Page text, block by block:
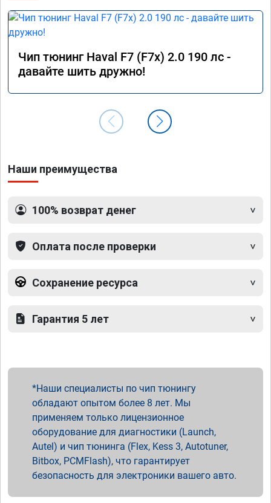
Чип тюнинг Haval F7 (F7x) 2.0 190 лс -
давайте шить дружно!
Наши преимущества
100% возврат денег
Оплата после проверки
Сохранение ресурса
Гарантия 5 лет
Наши специалисты по чип тюнингу
обладают опытом более 8 лет. Мы
применяем только лицензионное
оборудование для диагностики (Launch,
Autel) и чип тюнинга (Flex, Kess 3, Autotuner,
Bitbox, PCMFlash), что гарантирует
безопасность для электроники вашего авто.